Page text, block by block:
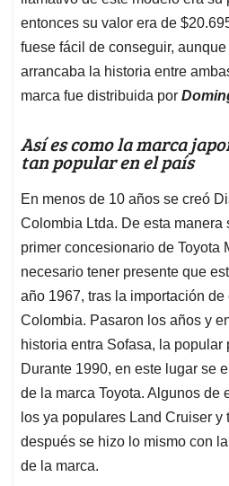
entonces su valor era de
fuese fácil de conseguir,
arrancaba la historia entre
marca fue distribuida por
Así es como la marca
tan popular en el país
En menos de 10 años se creó
Colombia Ltda. De esta manera
primer concesionario de Toyota
necesario tener presente que
año 1967, tras la importación
Colombia. Pasaron los años y
historia entra Sofasa, la popular
Durante 1990, en este lugar se
de la marca Toyota. Algunos de
los ya populares Land Cruiser y
después se hizo lo mismo con
de la marca.